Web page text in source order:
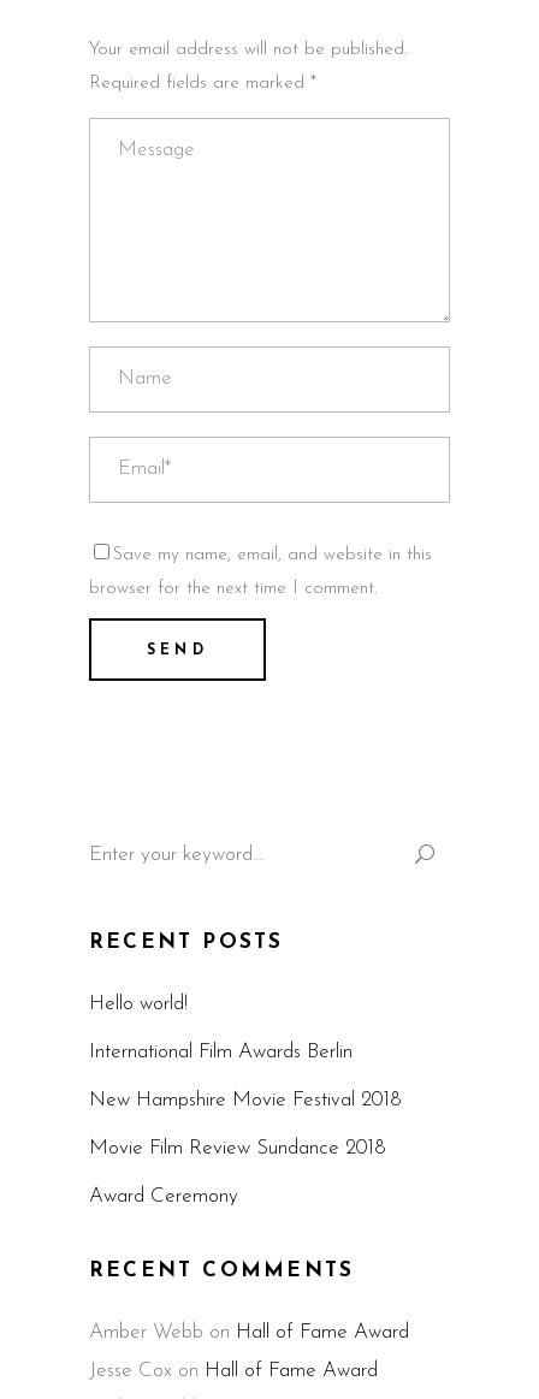
Your email address will not be published.
Required fields are marked *
Save my name, email, and website in this
browser for the next time I comment.
for:
RECENT POSTS
Hello world!
International Film Awards Berlin
New Hampshire Movie Festival 2018
Movie Film Review Sundance 2018
Award Ceremony
RECENT COMMENTS
Amber Webb on Hall of Fame Award
Jesse Cox on Hall of Fame Award